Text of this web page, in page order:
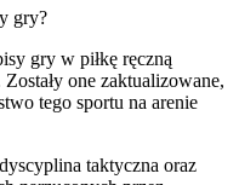
gry?
gry w piłkę ręczną
one zaktualizowane,
tego sportu na arenie
taktyczna oraz